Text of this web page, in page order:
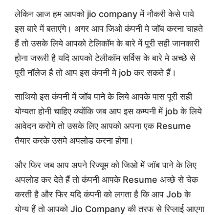
लेकिन आज हम आपको jio company में नौकरी केसे पाये
इस बारे में बताएंगे। अगर आप जिओ कंपनी मे जॉब करना चाहते
हैं तो उसके लिये आपको टेलिकॉम के बारे में पूरी सही जानकारी
होना जरूरी है यदि आपको टेलीकॉम सर्विस के बारे मे अच्छे से
पूरी नॉलेज है तो आप इस कंपनी मे job कर सकते हैं।
साथियो इस कंपनी में जॉब पाने के लिये आपके पास पूरी सही
योग्यता होनी चाहिए क्योंकि जब आप इस कम्पनी में job के लिये
आवेदन करोगे तो उसके लिए आपको अपना एक Resume
तैयार करके उसमे अपलोड करना होगा।
और फिर जब आप अपने रिज्यूम को जिओ में जॉब पाने के लिए
अपलोड कर देते हैं तो कंपनी आपके Resume अच्छे से चेक
करती है और फिर यदि कंपनी को लगता है कि आप Job के
योग्य हैं तो आपको Jio Company की तरफ से रिप्लाई आएगा